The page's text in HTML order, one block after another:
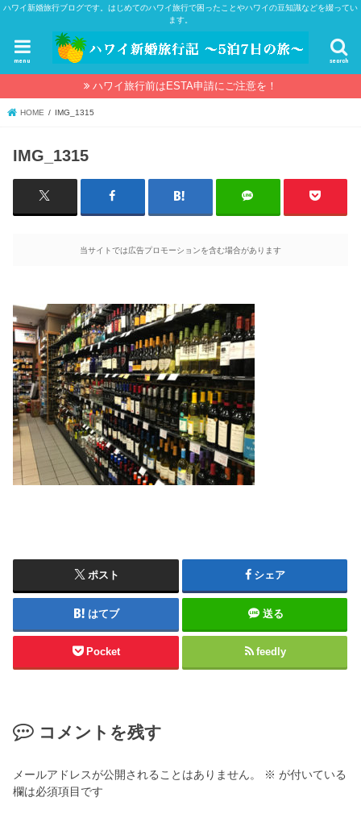
ハワイ新婚旅行ブログです。はじめてのハワイ旅行で困ったことやハワイの豆知識などを綴ってい
ます。
search
menu
ハワイ旅行前はESTA申請にご注意を！
HOME IMG_1315
IMG_1315
当サイトでは広告プロモーションを含む場合があります
ポスト シェア
はてブ 送る
Pocket feedly
コメントを残す
メールアドレスが公開されることはありません。 ※ が付いている
欄は必須項目です